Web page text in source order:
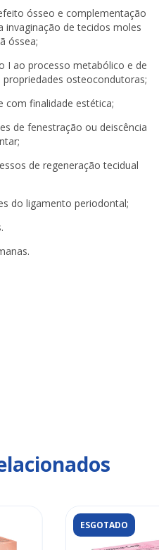
ósseo e complementação
invaginação de tecidos moles
óssea;
I ao processo metabólico e de
osteocondutoras;
com finalidade estética;
de fenestração ou deiscência
de regeneração tecidual
do ligamento periodontal;
ESGOTADO